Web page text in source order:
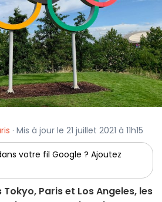
· Mis à jour le 21 juillet 2021 à 11h15
votre fil Google ? Ajoutez
Paris et Los Angeles, les